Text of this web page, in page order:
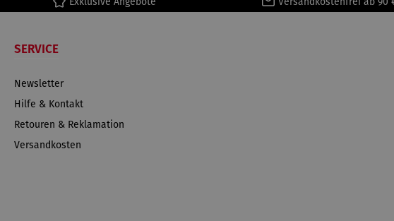
SERVICE
Newsletter
Hilfe & Kontakt
Retouren & Reklamation
Versandkosten